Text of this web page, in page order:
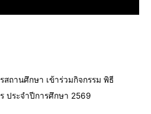
ถานศึกษา เข้าร่วมกิจกรรม พิธี
ประจำปีการศึกษา 2569